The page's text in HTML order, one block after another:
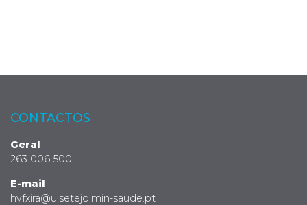
CONTACTOS
Geral
263 006 500
E-mail
hvfxira@ulsetejo.min-saude.pt